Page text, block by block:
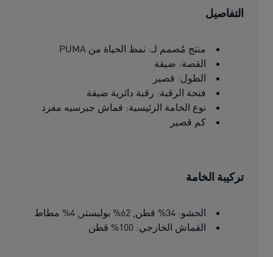
التفاصيل
منتج مُصمم لـ: نمط الحياة من PUMA
القصة: ضيقة
الطول: قصير
فتحة الرقبة: رقبة دائرية ضيقة
نوع الخامة الرئيسية: قماش جيرسيه مفرد
كم قصير
تركيبة الخامة
الحشو: 34% قطن, 62% بوليستر, 4% مطاط
القماش الخارجي: 100% قطن